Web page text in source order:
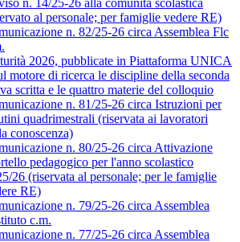
n. 14/25-26 alla comunità scolastica
al personale; per famiglie vedere RE)
n. 82/25-26 circa Assemblea Flc
2026, pubblicate in Piattaforma UNICA
motore di ricerca le discipline della seconda
scritta e le quattro materie del colloquio
n. 81/25-26 circa Istruzioni per
quadrimestrali (riservata ai lavoratori
conoscenza)
n. 80/25-26 circa Attivazione
pedagogico per l'anno scolastico
26 (riservata al personale; per le famiglie
RE)
n. 79/25-26 circa Assemblea
c.m.
n. 77/25-26 circa Assemblea